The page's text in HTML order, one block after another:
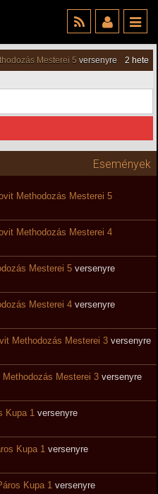
Mesterei 5 versenyre
2 hete
Események
Methodozás Mesterei 5
Methodozás Mesterei 4
Mesterei 5 versenyre
Mesterei 4 versenyre
Methodozás Mesterei 3 versenyre
Methodozás Mesterei 3 versenyre
Kupa 1 versenyre
Kupa 1 versenyre
Kupa 1 versenyre